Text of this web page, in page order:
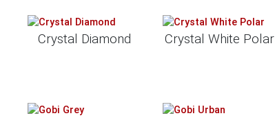
Crystal Diamond Crystal White Polar